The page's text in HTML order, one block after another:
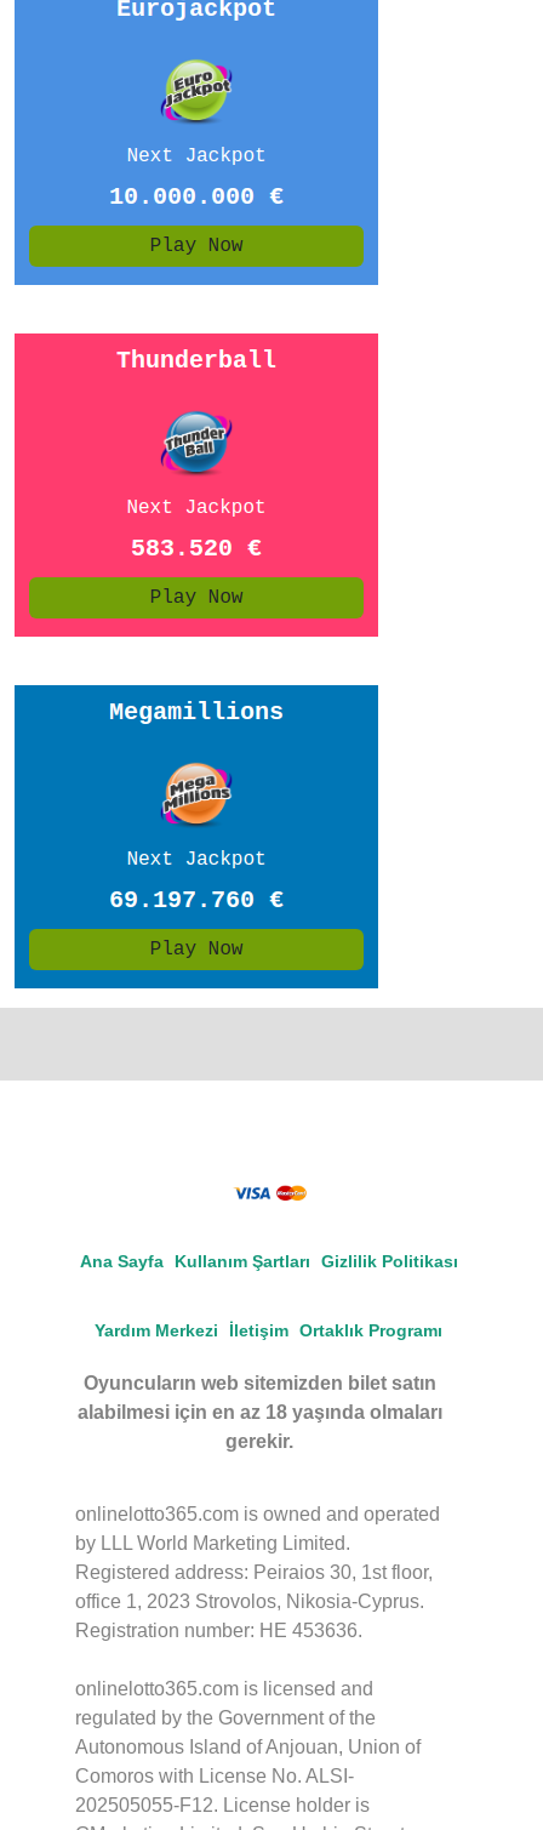
Ana Sayfa Kullanım Şartları Gizlilik Politikası
Yardım Merkezi İletişim Ortaklık Programı
Oyuncuların web sitemizden bilet satın
alabilmesi için en az 18 yaşında olmaları
gerekir.
onlinelotto365.com is owned and operated
by LLL World Marketing Limited.
Registered address: Peiraios 30, 1st floor,
office 1, 2023 Strovolos, Nikosia-Cyprus.
Registration number: HE 453636.
onlinelotto365.com is licensed and
regulated by the Government of the
Autonomous Island of Anjouan, Union of
Comoros with License No. ALSI-
202505055-F12. License holder is